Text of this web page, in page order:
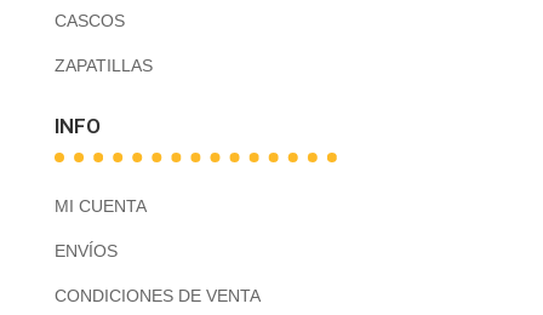
CASCOS
ZAPATILLAS
INFO
MI CUENTA
ENVÍOS
CONDICIONES DE VENTA